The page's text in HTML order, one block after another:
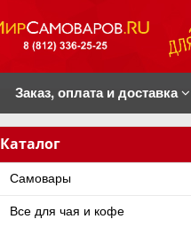
Заказ, оплата и доставка
Каталог
Самовары
Все для чая и кофе